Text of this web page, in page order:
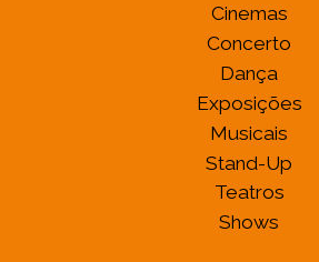
Cinemas
Concerto
Dança
Exposições
Musicais
Stand-Up
Teatros
Shows